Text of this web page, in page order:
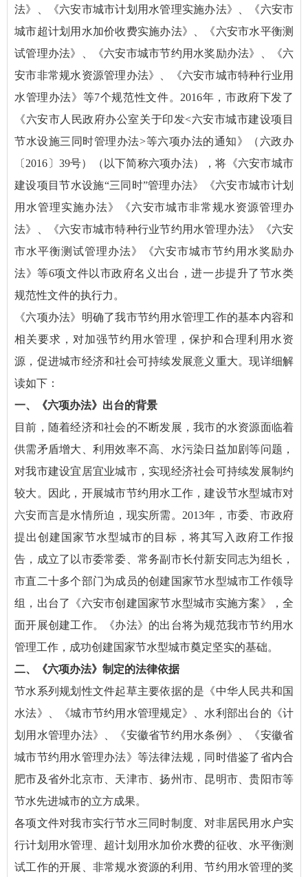
法》、《六安市城市计划用水管理实施办法》、《六安市
城市超计划用水加价收费实施办法》、《六安市水平衡测
试管理办法》、《六安市城市节约用水奖励办法》、《六
安市非常规水资源管理办法》、《六安市城市特种行业用
水管理办法》等7个规范性文件。2016年，市政府下发了
《六安市人民政府办公室关于印发<六安市城市建设项目
节水设施三同时管理办法>等六项办法的通知》（六政办
〔2016〕39号）（以下简称六项办法），将《六安市城市
建设项目节水设施“三同时”管理办法》《六安市城市计划
用水管理实施办法》《六安市城市非常规水资源管理办
法》、《六安市城市特种行业节约用水管理办法》《六安
市水平衡测试管理办法》《六安市城市节约用水奖励办
法》等6项文件以市政府名义出台，进一步提升了节水类
规范性文件的执行力。
《六项办法》明确了我市节约用水管理工作的基本内容和
相关要求，对加强节约用水管理，保护和合理利用水资
源，促进城市经济和社会可持续发展意义重大。现详细解
读如下：
一、《六项办法》出台的背景
目前，随着经济和社会的不断发展，我市的水资源面临着
供需矛盾增大、利用效率不高、水污染日益加剧等问题，
对我市建设宜居宜业城市，实现经济社会可持续发展制约
较大。因此，开展城市节约用水工作，建设节水型城市对
六安而言是水情所迫，现实所需。2013年，市委、市政府
提出创建国家节水型城市的目标，将其写入政府工作报
告，成立了以市委常委、常务副市长付新安同志为组长，
市直二十多个部门为成员的创建国家节水型城市工作领导
组，出台了《六安市创建国家节水型城市实施方案》，全
面开展创建工作。《办法》的出台将为规范我市节约用水
管理工作，成功创建国家节水型城市奠定坚实的基础。
二、《六项办法》制定的法律依据
节水系列规划性文件起草主要依据的是《中华人民共和国
水法》、《城市节约用水管理规定》、水利部出台的《计
划用水管理办法》、《安徽省节约用水条例》、《安徽省
城市节约用水管理办法》等法律法规，同时借鉴了省内合
肥市及省外北京市、天津市、扬州市、昆明市、贵阳市等
节水先进城市的立方成果。
各项文件对我市实行节水三同时制度、对非居民用水户实
行计划用水管理、超计划用水加价水费的征收、水平衡测
试工作的开展、非常规水资源的利用、节约用水管理的奖